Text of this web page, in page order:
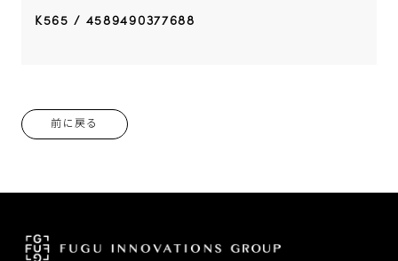
K565 / 4589490377688
前に戻る